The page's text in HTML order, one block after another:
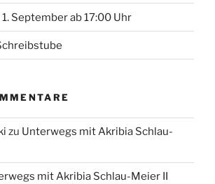
September ab 17:00 Uhr
zu Unterwegs mit Akribia Schlau-
mit Akribia Schlau-Meier II